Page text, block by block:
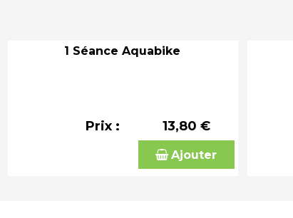
1 Séance Aquabike
Prix : 13,80 €
Ajouter